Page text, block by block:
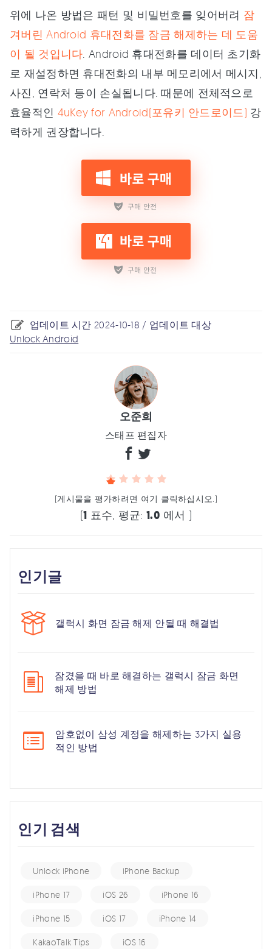
위에 나온 방법은 패턴 및 비밀번호를 잊어버려 잠
겨버린 Android 휴대전화를 잠금 해제하는 데 도움
이 될 것입니다 . Android 휴대전화를 데이터 초기화
로 재설정하면 휴대전화의 내부 메모리에서 메시지,
사진, 연락처 등이 손실됩니다. 때문에 전체적으로
효율적인 4uKey for Android(포유키 안드로이드) 강
력하게 권장합니다.
업데이트 시간 2024-10-18 / 업데이트 대상
Unlock Android
오준희
스태프 편집자
(게시물을 평가하려면 여기 클릭하십시오.)
(1 표수, 평균: 1.0 에서 )
인기글
갤럭시 화면 잠금 해제 안될 때 해결법
잠겼을 때 바로 해결하는 갤럭시 잠금 화면
해제 방법
암호없이 삼성 계정을 해제하는 3가지 실용
적인 방법
인기 검색
Unlock iPhone iPhone Backup
iPhone 17 iOS 26 iPhone 16
iPhone 15 iOS 17 iPhone 14
KakaoTalk Tips iOS 16